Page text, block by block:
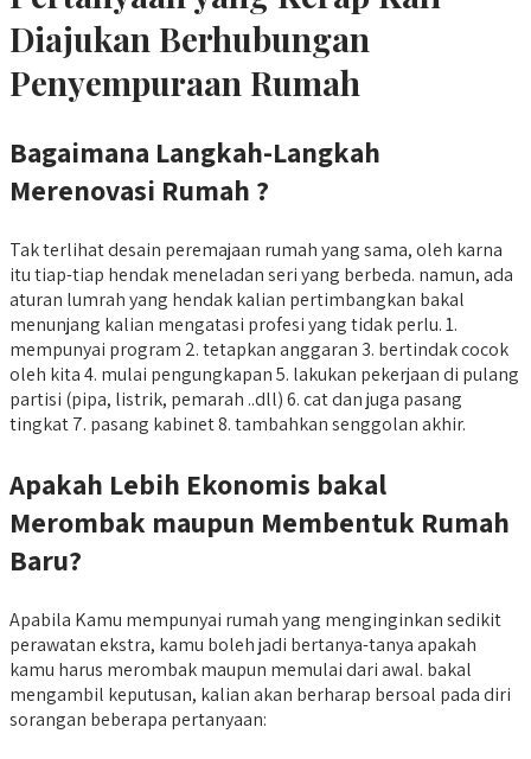
Diajukan Berhubungan
Penyempuraan Rumah
Bagaimana Langkah-Langkah
Merenovasi Rumah ?
Tak terlihat desain peremajaan rumah yang sama, oleh karna
itu tiap-tiap hendak meneladan seri yang berbeda. namun, ada
aturan lumrah yang hendak kalian pertimbangkan bakal
menunjang kalian mengatasi profesi yang tidak perlu. 1.
mempunyai program 2. tetapkan anggaran 3. bertindak cocok
oleh kita 4. mulai pengungkapan 5. lakukan pekerjaan di pulang
partisi (pipa, listrik, pemarah ..dll) 6. cat dan juga pasang
tingkat 7. pasang kabinet 8. tambahkan senggolan akhir.
Apakah Lebih Ekonomis bakal
Merombak maupun Membentuk Rumah
Baru?
Apabila Kamu mempunyai rumah yang menginginkan sedikit
perawatan ekstra, kamu boleh jadi bertanya-tanya apakah
kamu harus merombak maupun memulai dari awal. bakal
mengambil keputusan, kalian akan berharap bersoal pada diri
sorangan beberapa pertanyaan: